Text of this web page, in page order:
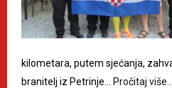
kilometara, putem sjećanja,
branitelj iz Petrinje…
Pročitaj više…